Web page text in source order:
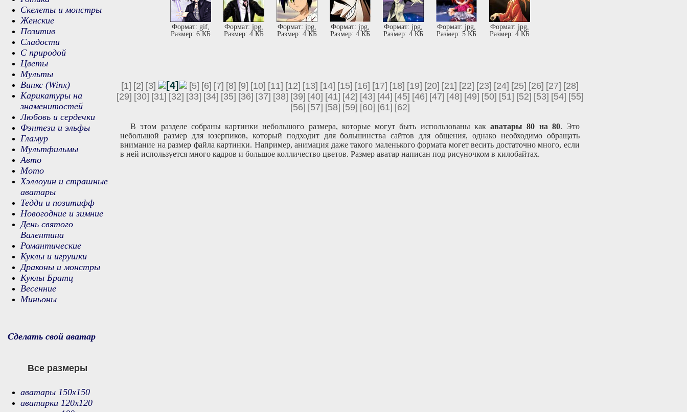
Формат: gif,
Размер: 6 КБ
Формат: jpg,
Размер: 4 КБ
Формат: jpg,
Размер: 4 КБ
Формат: jpg,
Размер: 4 КБ
Формат: jpg,
Размер: 4 КБ
Формат: jpg,
Размер: 5 КБ
Формат: jpg,
Размер: 4 КБ
[1] [2] [3] [4] [5] [6] [7] [8] [9] [10] [11] [12] [13] [14] [15] [16] [17] [18] [19] [20] [21] [22] [23] [24] [25] [26] [27] [28]
[29] [30] [31] [32] [33] [34] [35] [36] [37] [38] [39] [40] [41] [42] [43] [44] [45] [46] [47] [48] [49] [50] [51] [52] [53] [54] [55]
[56] [57] [58] [59] [60] [61] [62]
В этом разделе собраны картинки небольшого размера, которые могут быть использованы как аватары 80 на 80. Это
небольшой размер для юзерпиков, который подходит для большинства сайтов для общения, однако необходимо обращать
внимание на размер файла картинки. Например, анимация даже такого маленького формата могет весить достаточно много, если
в ней используется много кадров и большое колличество цветов. Размер аватар написан под рисуночком в килобайтах.
Скелеты и монстры
Женские
Позитив
Сладости
С природой
Цветы
Мульты
Винкс (Winx)
Карикатуры на
знаменитостей
Любовь и сердечки
Фэнтези и эльфы
Гламур
Мультфильмы
Авто
Мото
Хэллоуин и страшные
аватары
Тедди и позитифф
Новогодние и зимние
День святого
Валентина
Романтические
Куклы и игрушки
Драконы и монстры
Куклы Братц
Весенние
Миньоны
Сделать свой аватар
Все размеры
аватары 150х150
аватарки 120х120